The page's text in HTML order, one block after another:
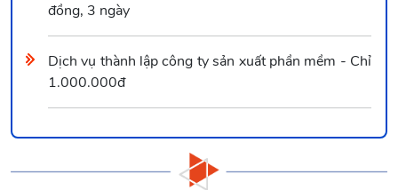
đồng, 3 ngày
Dịch vụ thành lập công ty sản xuất phần mềm - Chỉ
1.000.000đ